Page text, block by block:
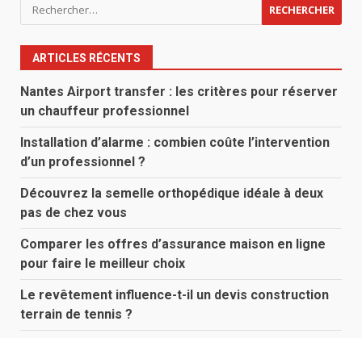
ARTICLES RÉCENTS
Nantes Airport transfer : les critères pour réserver
un chauffeur professionnel
Installation d’alarme : combien coûte l’intervention
d’un professionnel ?
Découvrez la semelle orthopédique idéale à deux
pas de chez vous
Comparer les offres d’assurance maison en ligne
pour faire le meilleur choix
Le revêtement influence-t-il un devis construction
terrain de tennis ?